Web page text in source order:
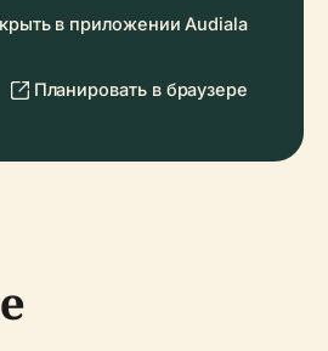
в приложении Audiala
Планировать в браузере